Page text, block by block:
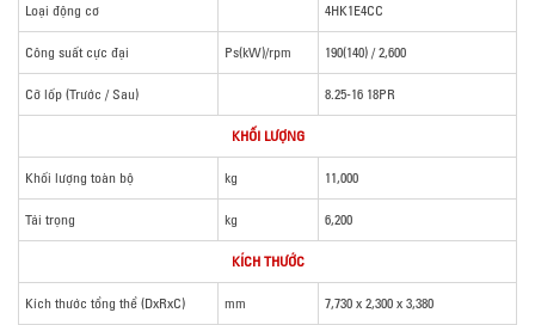
Loại động cơ 4HK1E4CC
Công suất cực đại Ps(kW)/rpm 190(140) / 2,600
Cỡ lốp (Trước / Sau) 8.25-16 18PR
KHỐI LƯỢNG
Khối lượng toàn bộ kg 11,000
Tải trọng kg 6,200
KÍCH THƯỚC
Kích thước tổng thể (DxRxC) mm 7,730 x 2,300 x 3,380